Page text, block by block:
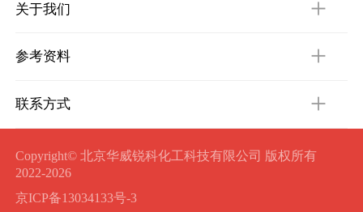
关于我们
参考资料
联系方式
Copyright© 北京华威锐科化工科技有限公司 版权所有
2022-2026
京ICP备13034133号-3